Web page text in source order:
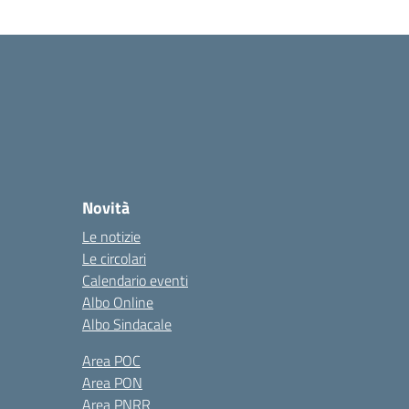
Novità
Le notizie
Le circolari
Calendario eventi
Albo Online
Albo Sindacale
Area POC
Area PON
Area PNRR